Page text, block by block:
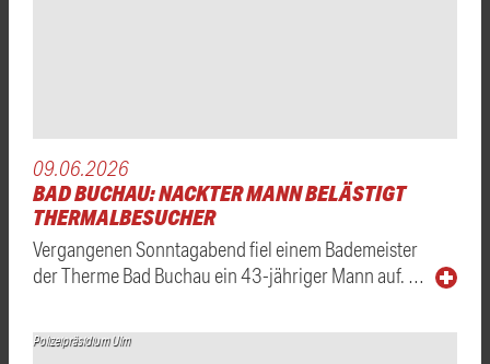
09.06.2026
BAD BUCHAU: NACKTER MANN BELÄSTIGT
THERMALBESUCHER
Vergangenen Sonntagabend fiel einem Bademeister
der Therme Bad Buchau ein 43-jähriger Mann auf. …
Polizeipräsidium Ulm